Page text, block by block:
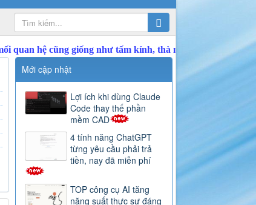
Mới cập nhật
Lợi ích khi dùng Claude
Code thay thế phần
mềm CAD
4 tính năng ChatGPT
từng yêu cầu phải trả
tiền, nay đã miễn phí
TOP công cụ AI tăng
năng suất thực sự đáng